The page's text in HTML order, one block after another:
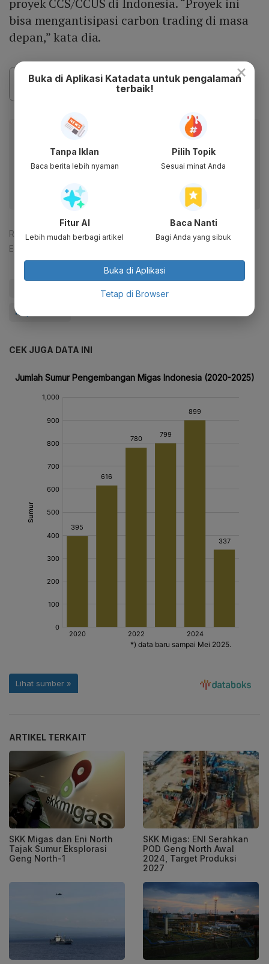
proyek CCS/CCUS di Indonesia. “Proyek ini
bisa mengantisipasi carbon trading di masa
depan,” kata dia.
Baca artikel ini lewat aplikasi mobile.
Dapatkan pengalaman membaca lebih nyaman dan nikmati
fitur menarik lainnya lewat aplikasi mobile Katadata.
Reporter: Mela Syaharani
Editor:
#Produksi Migas
#Update Me
CEK JUGA DATA INI
ARTIKEL TERKAIT
SKK Migas dan Eni North
Tajak Sumur Eksplorasi
Geng North-1
SKK Migas: ENI Serahkan
POD Geng North Awal
2024, Target Produksi
2027
×
Buka di Aplikasi Katadata untuk pengalaman
terbaik!
Tanpa Iklan
Baca berita lebih nyaman
Pilih Topik
Sesuai minat Anda
Fitur AI
Lebih mudah berbagi artikel
Baca Nanti
Bagi Anda yang sibuk
Buka di Aplikasi
Tetap di Browser